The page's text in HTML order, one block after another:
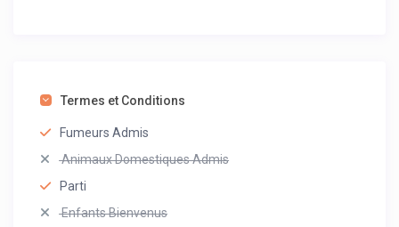
Termes et Conditions
Fumeurs Admis
Animaux Domestiques Admis
Parti
Enfants Bienvenus